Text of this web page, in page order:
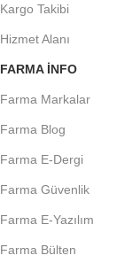
Kargo Takibi
Hizmet Alanı
FARMA INFO
Farma Markalar
Farma Blog
Farma E-Dergi
Farma Güvenlik
Farma E-Yazılım
Farma Bülten